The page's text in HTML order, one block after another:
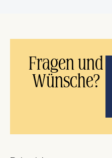
Fragen und
Wünsche?